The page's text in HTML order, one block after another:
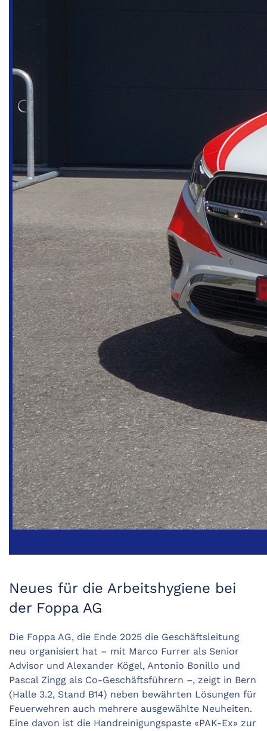
Neues für die Arbeitshygiene bei
der Foppa AG
Die Foppa AG, die Ende 2025 die Geschäftsleitung
neu ­organisiert hat – mit Marco Furrer als Senior
Advisor und Alexander Kögel, Antonio Bonillo und
Pascal Zingg als ­Co-Geschäftsführern –, zeigt in Bern
(Halle 3.2, Stand B14) neben bewährten Lösungen für
Feuerwehren auch ­mehrere ausgewählte Neuheiten.
Eine davon ist die Handreinigungspaste «PAK-Ex» zur